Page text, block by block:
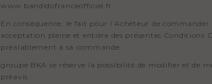
www.bandidofranceofficiel.fr
En conséquence, le fait pour l’Acheteur de
acceptation pleine et entière des présentes Conditions
préalablement à sa commande.
groupe BKA se réserve la possibilité de modifier et de
préavis.